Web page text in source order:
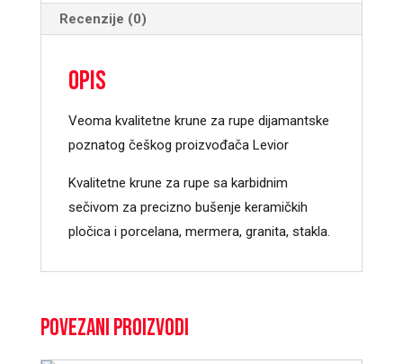
Recenzije (0)
Opis
Veoma kvalitetne krune za rupe dijamantske
poznatog češkog proizvođača Levior
Kvalitetne krune za rupe sa karbidnim
sečivom za precizno bušenje keramičkih
pločica i porcelana, mermera, granita, stakla.
Povezani proizvodi